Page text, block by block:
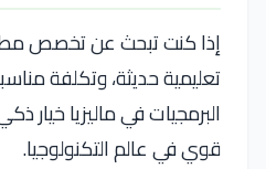
إذا كنت تبحث عن تخصص
تعليمية حديثة، وتكلفة
البرمجيات في ماليزيا خيار
قوي في عالم التكنولوجيا.